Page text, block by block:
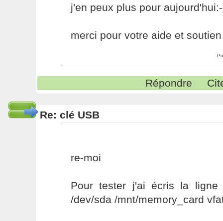
j'en peux plus pour
merci pour votre aide et
Répondre
Re: clé USB
re-moi
Pour tester j'ai écris la
/dev/sda /mnt/memory_card